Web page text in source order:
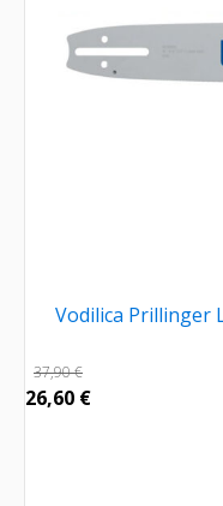
Vodilica Prillinger
37,90€
26,60 €